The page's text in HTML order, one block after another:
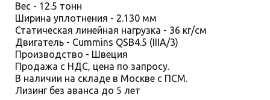
Вес - 12.5 тонн
Ширина уплотнения - 2.130 мм
Статическая линейная нагрузка - 36 кг/см
Двигатель - Cummins QSB4.5 (IIIA/3)
Производство - Швеция
Продажа с НДС, цена по запросу.
В наличии на складе в Москве с ПСМ.
Лизинг без аванса до 5 лет